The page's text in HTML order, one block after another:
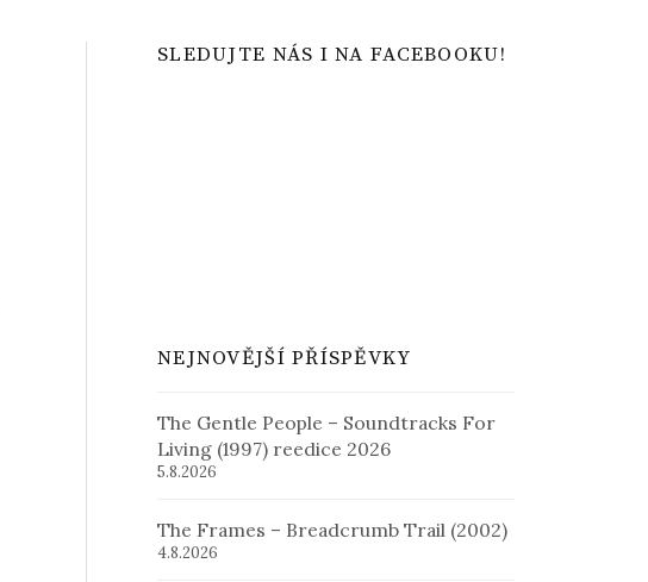
SLEDUJTE NÁS I NA FACEBOOKU!
NEJNOVĚJŠÍ PŘÍSPĚVKY
The Gentle People – Soundtracks For
Living (1997) reedice 2026
5.8.2026
The Frames – Breadcrumb Trail (2002)
4.8.2026